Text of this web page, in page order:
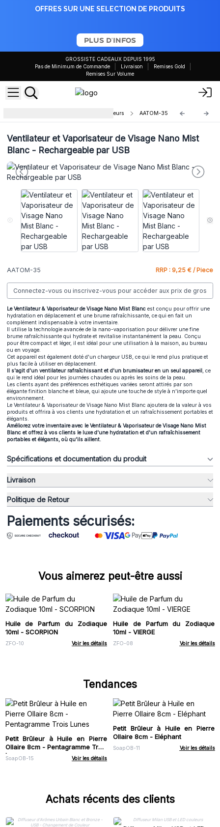
OFFRES SUR UNE SELECTION DE PRODUITS
PLUS D'INFOS
GROSSISTE CADEAUX DEPUIS 1995
Pas de Minimum de Commande
Livraison
Remises Gold
Remises Sur Volume
Diffuseurs Ultrasonique LED Couleurs AATOM-35
Ventilateur et Vaporisateur de Visage Nano Mist
Blanc - Rechargeable par USB
AATOM-35 RRP : 9,25 € / Piece
Connectez-vous ou inscrivez-vous pour accéder aux prix de gros
Le Ventilateur & Vaporisateur de Visage Nano Mist Blanc est conçu pour offrir une
hydratation en déplacement et une brume rafraîchissante, ce qui en fait un
complément indispensable à votre inventaire.
Il utilise la technologie avancée de la nano-vaporisation pour délivrer une fine
brume rafraîchissante qui hydrate et revitalise instantanément la peau. Conçu
pour être compact et léger, il est idéal pour une utilisation à la maison, au bureau
ou en voyage.
Cet appareil est également doté d'un chargeur USB, ce qui le rend plus pratique et
plus facile à utiliser en déplacement.
Il s'agit d'un ventilateur rafraîchissant et d'un brumisateur en un seul appareil , ce
qui le rend idéal pour les journées chaudes ou après les soins de la peau.
Les clients ayant des préférences esthétiques variées seront attirés par son
élégante finition blanche et bleue, qui ajoute une touche de style à n'importe quel
environnement.
Le Ventilateur & Vaporisateur de Visage Nano Mist Blanc ajoutera de la valeur à vos
produits et offrira à vos clients une hydratation et un rafraîchissement portables et
élégants.
Améliorez votre inventaire avec le Ventilateur & Vaporisateur de Visage Nano Mist
Blanc et offrez à vos clients le luxe d'une hydratation et d'un rafraîchissement
portables et élégants, où qu'ils aillent.
Spécifications et documentation du produit
Livraison
Politique de Retour
Paiements sécurisés:
Vous aimerez peut-être aussi
Huile de Parfum du Zodiaque
10ml - SCORPION
ZFO-10 Voir les détails
Huile de Parfum du Zodiaque
10ml - VIERGE
ZFO-08 Voir les détails
Tendances
Petit Brûleur à Huile en Pierre
Ollaire 8cm - Pentagramme Trois
Lunes
SoapOB-15 Voir les détails
Petit Brûleur à Huile en Pierre
Ollaire 8cm - Eléphant
SoapOB-11 Voir les détails
Achats récents des clients